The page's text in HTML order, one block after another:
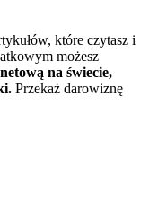
które czytasz i
możesz
na świecie,
Przekaż darowiznę